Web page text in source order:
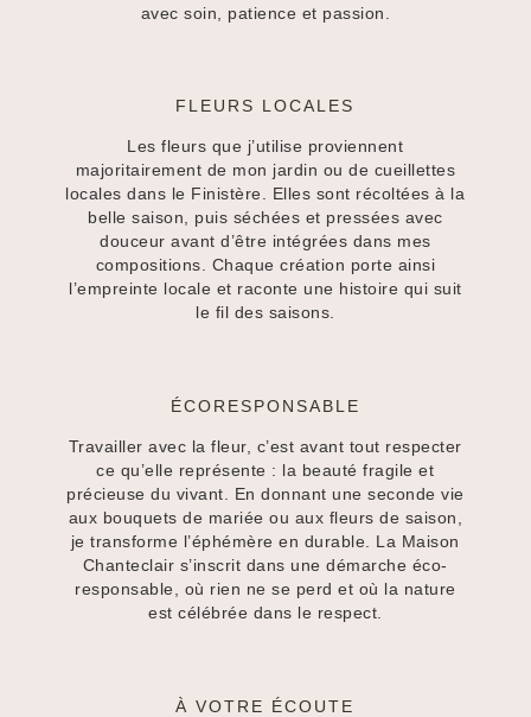
avec soin, patience et passion.
FLEURS LOCALES
Les fleurs que j’utilise proviennent
majoritairement de mon jardin ou de cueillettes
locales dans le Finistère. Elles sont récoltées à la
belle saison, puis séchées et pressées avec
douceur avant d’être intégrées dans mes
compositions. Chaque création porte ainsi
l’empreinte locale et raconte une histoire qui suit
le fil des saisons.
ÉCORESPONSABLE
Travailler avec la fleur, c’est avant tout respecter
ce qu’elle représente : la beauté fragile et
précieuse du vivant. En donnant une seconde vie
aux bouquets de mariée ou aux fleurs de saison,
je transforme l’éphémère en durable. La Maison
Chanteclair s’inscrit dans une démarche éco-
responsable, où rien ne se perd et où la nature
est célébrée dans le respect.
À VOTRE ÉCOUTE